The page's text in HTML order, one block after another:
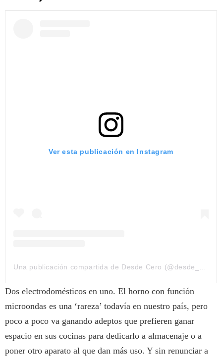
Ver esta publicación en Instagram
Una publicación compartida de Desde Cero (@desde__cero__)
Dos electrodomésticos en uno. El horno con función
microondas es una ‘rareza’ todavía en nuestro país, pero
poco a poco va ganando adeptos que prefieren ganar
espacio en sus cocinas para dedicarlo a almacenaje o a
poner otro aparato al que dan más uso. Y sin renunciar a